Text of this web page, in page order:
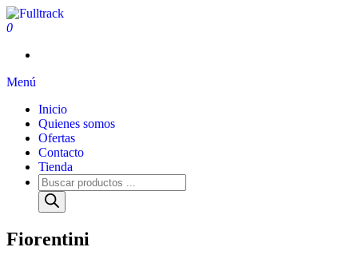
0
Menú
Inicio
Quienes somos
Ofertas
Contacto
Tienda
Fiorentini